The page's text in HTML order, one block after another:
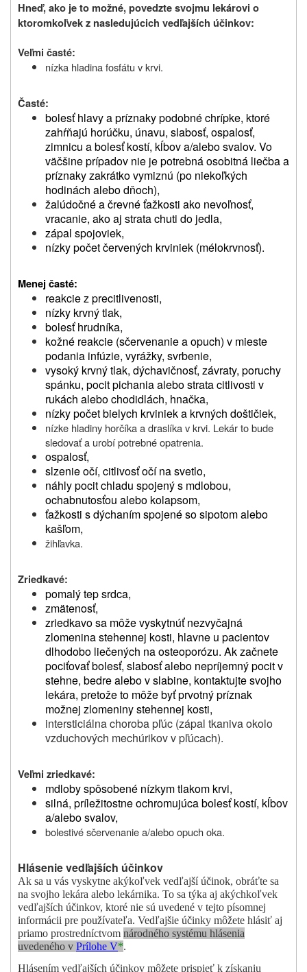
Hneď, ako je to možné, povedzte svojmu lekárovi o
ktoromkoľvek z nasledujúcich vedľajších účinkov:
Veľmi časté:
nízka hladina fosfátu v krvi.
Časté:
bolesť hlavy a príznaky podobné chrípke, ktoré
zahŕňajú horúčku, únavu, slabosť, ospalosť,
zimnicu a bolesť kostí, kĺbov a/alebo svalov. Vo
väčšine prípadov nie je potrebná osobitná liečba a
príznaky zakrátko vymiznú (po niekoľkých
hodinách alebo dňoch),
žalúdočné a črevné ťažkosti ako nevoľnosť,
vracanie, ako aj strata chuti do jedla,
zápal spojoviek,
nízky počet červených krviniek (mélokrvnosť).
Menej časté:
reakcie z precitlivenosti,
nízky krvný tlak,
bolesť hrudníka,
kožné reakcie (sčervenanie a opuch) v mieste
podania infúzie, vyrážky, svrbenie,
vysoký krvný tlak, dýchavičnosť, závraty, poruchy
spánku, pocit pichania alebo strata citlivosti v
rukách alebo chodidlách, hnačka,
nízky počet bielych krviniek a krvných doštičiek,
nízke hladiny horčíka a draslíka v krvi. Lekár to bude
sledovať a urobí potrebné opatrenia.
ospalosť,
slzenie očí, citlivosť očí na svetlo,
náhly pocit chladu spojený s mdlobou,
ochabnutosťou alebo kolapsom,
ťažkosti s dýchaním spojené so sipotom alebo
kašľom,
žihľavka.
Zriedkavé:
pomalý tep srdca,
zmätenosť,
zriedkavo sa môže vyskytnúť nezvyčajná
zlomenina stehennej kosti, hlavne u pacientov
dlhodobo liečených na osteoporózu. Ak začnete
pociťovať bolesť, slabosť alebo nepríjemný pocit v
stehne, bedre alebo v slabine, kontaktujte svojho
lekára, pretože to môže byť prvotný príznak
možnej zlomeniny stehennej kosti,
intersticiálna choroba pľúc (zápal tkaniva okolo
vzduchových mechúrikov v pľúcach).
Veľmi zriedkavé:
mdloby spôsobené nízkym tlakom krvi,
silná, príležitostne ochromujúca bolesť kostí, kĺbov
a/alebo svalov,
bolestivé sčervenanie a/alebo opuch oka.
Hlásenie vedľajších účinkov
Ak sa u vás vyskytne akýkoľvek vedľajší účinok, obráťte sa
na svojho lekára alebo lekárnika. To sa týka aj akýchkoľvek
vedľajších účinkov, ktoré nie sú uvedené v tejto písomnej
informácii pre používateľa. Vedľajšie účinky môžete hlásiť aj
priamo prostredníctvom národného systému hlásenia
uvedeného v Prílohe V*.
Hlásením vedľajších účinkov môžete prispieť k získaniu